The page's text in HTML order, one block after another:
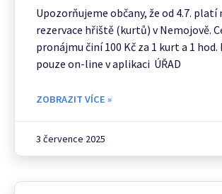
Upozorňujeme občany, že od 4.7. platí
rezervace hřiště (kurtů) v Nemojově.
pronájmu činí 100 Kč za 1 kurt a 1 hod.
pouze on-line v aplikaci ÚŘAD
ZOBRAZIT VÍCE »
3 července 2025